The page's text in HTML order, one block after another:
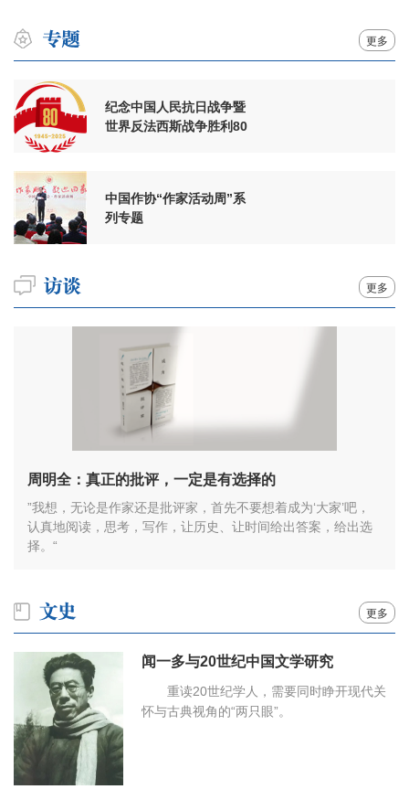
更多
纪念中国人民抗日战争暨
世界反法西斯战争胜利80
中国作协“作家活动周”系
列专题
更多
周明全：真正的批评，一定是有选择的
”我想，无论是作家还是批评家，首先不要想着成为‘大家’吧，
认真地阅读，思考，写作，让历史、让时间给出答案，给出选
择。“
更多
闻一多与20世纪中国文学研究
重读20世纪学人，需要同时睁开现代关
怀与古典视角的“两只眼”。